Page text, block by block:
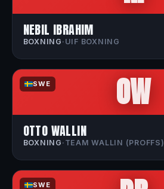
NEBIL IBRAHIM
BOXNING · UIF BOXNING
SWE OW
OTTO WALLIN
BOXNING · TEAM WALLIN (PROFFS)
SWE